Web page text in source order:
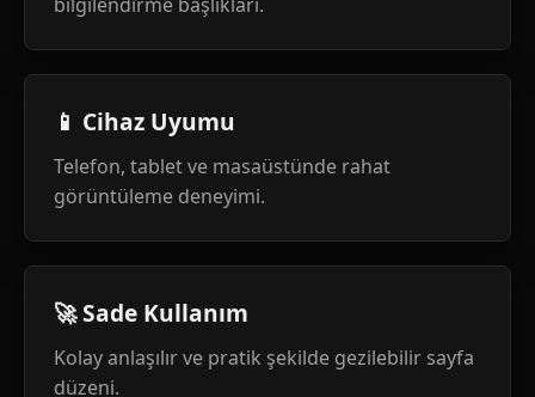
📱 Cihaz Uyumu
Telefon, tablet ve masaüstünde rahat
görüntüleme deneyimi.
🚀 Sade Kullanım
Kolay anlaşılır ve pratik şekilde gezilebilir sayfa
düzeni.